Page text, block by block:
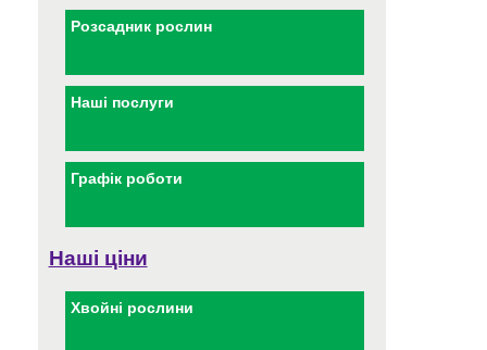
Розсадник рослин
Наші послуги
Графік роботи
Наші ціни
Хвойні рослини